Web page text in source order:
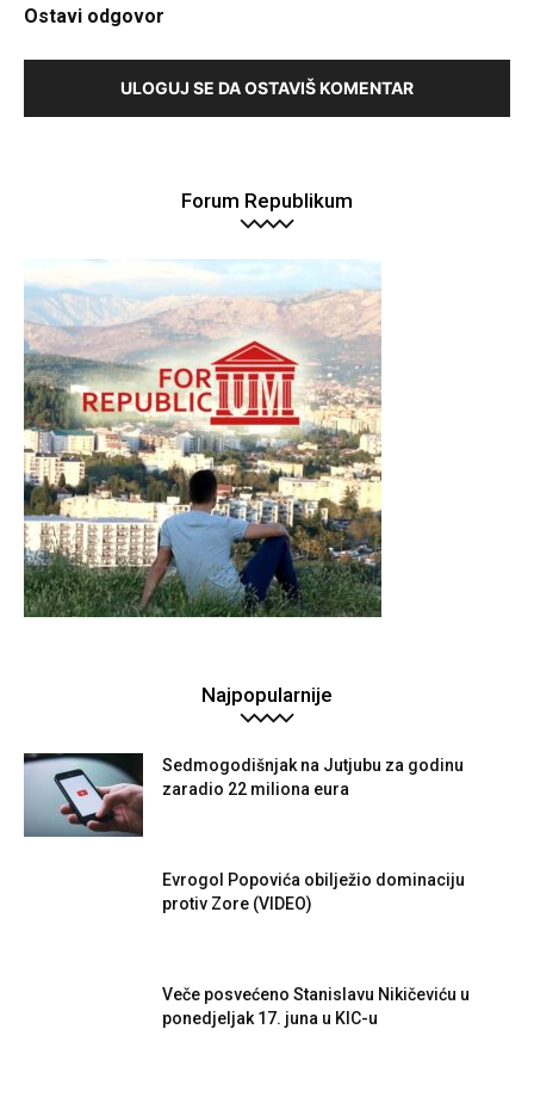
Ostavi odgovor
ULOGUJ SE DA OSTAVIŠ KOMENTAR
Forum Republikum
Najpopularnije
Sedmogodišnjak na Jutjubu za godinu
zaradio 22 miliona eura
Evrogol Popovića obilježio dominaciju
protiv Zore (VIDEO)
Veče posvećeno Stanislavu Nikičeviću u
ponedjeljak 17. juna u KIC-u